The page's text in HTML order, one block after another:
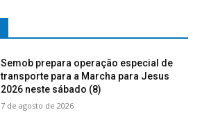
Semob prepara operação especial de
transporte para a Marcha para Jesus
2026 neste sábado (8)
7 de agosto de 2026